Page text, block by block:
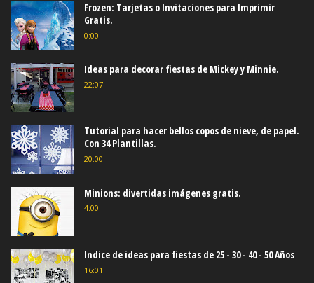
Frozen: Tarjetas o Invitaciones para Imprimir
Gratis.
0:00
Ideas para decorar fiestas de Mickey y Minnie.
22:07
Tutorial para hacer bellos copos de nieve, de papel.
Con 34 Plantillas.
20:00
Minions: divertidas imágenes gratis.
4:00
Indice de ideas para fiestas de 25 - 30 - 40 - 50 Años
16:01